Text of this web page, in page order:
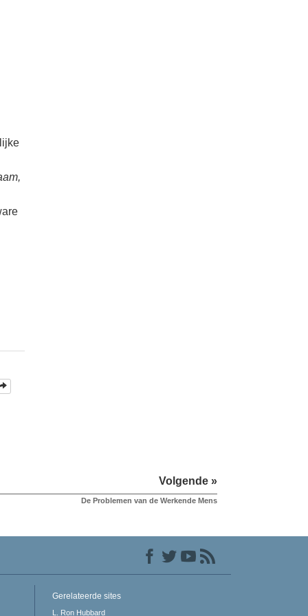
Volgende »
De Problemen van de Werkende Mens
Gerelateerde sites
L. Ron Hubbard